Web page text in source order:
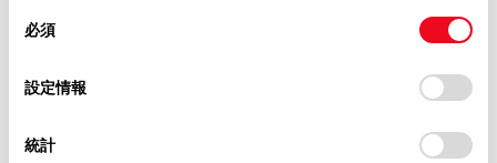
デバイスにすべてのCookie(クッキー)が保存されることに同
意したことになります。Cookie(クッキー)のオプトアウト、
設定の変更、同意を撤回したりするにあたっては、当社の
「Cookie（クッキー）情報の取り扱いについて
」をご覧くだ
必須
設定情報
統計